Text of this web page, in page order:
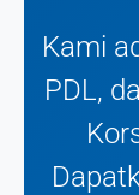
Kami
PDL,